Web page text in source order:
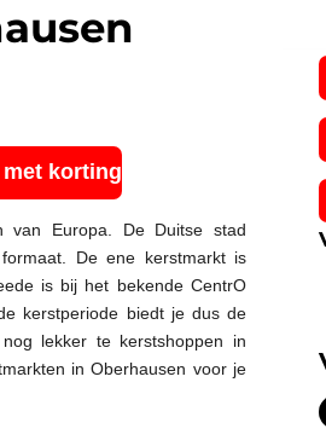
korting
van Europa. De Duitse stad
De ene kerstmarkt is
is bij het bekende CentrO
kerstperiode biedt je dus de
lekker te kerstshoppen in
in Oberhausen voor je